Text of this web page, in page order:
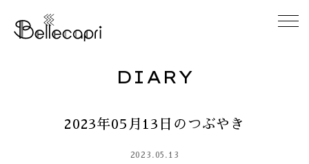
ABOUT
DIARY
2023年05月13日のつぶやき
2023.05.13